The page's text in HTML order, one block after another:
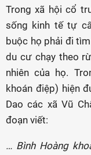
Trong xã hội cổ
sống kinh tế tự
buộc họ phải đi
du cư chạy theo
nhiên của họ.
khoán điệp) hiện
Dao các xã Vũ
đoạn viết:
… Bình Hoàng